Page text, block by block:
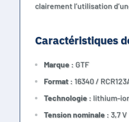
clairement l’utilisation
Caractéristiques
Marque : GTF
Format : 16340 /
Technologie : lithium-
Tension nominale : 3,7 V